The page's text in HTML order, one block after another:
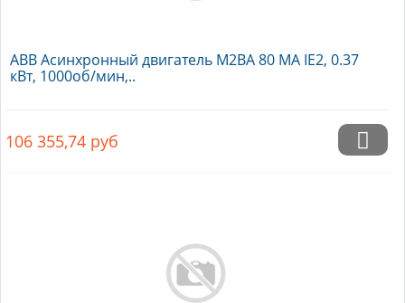
ABB Асинхронный двигатель M2BA 80 MA IE2, 0.37
кВт, 1000об/мин,..
106 355,74 руб